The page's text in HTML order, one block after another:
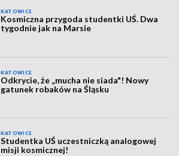
KATOWICE
Kosmiczna przygoda studentki UŚ. Dwa
tygodnie jak na Marsie
KATOWICE
Odkrycie, że „mucha nie siada"! Nowy
gatunek robaków na Śląsku
KATOWICE
Studentka UŚ uczestniczką analogowej
misji kosmicznej!